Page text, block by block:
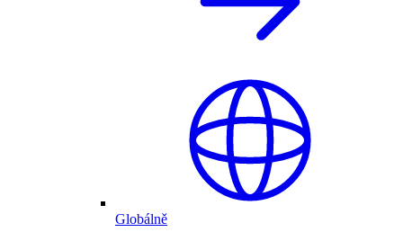
Globálně